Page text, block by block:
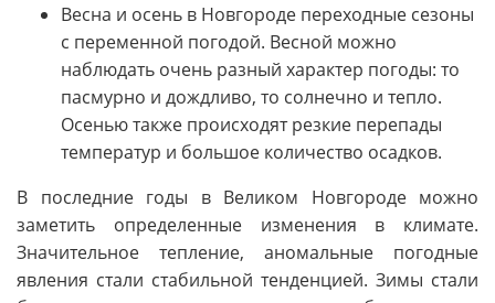
Весна и осень в Новгороде переходные сезоны
с переменной погодой. Весной можно
наблюдать очень разный характер погоды: то
пасмурно и дождливо, то солнечно и тепло.
Осенью также происходят резкие перепады
температур и большое количество осадков.
В последние годы в Великом Новгороде можно
заметить определенные изменения в климате.
Значительное тепление, аномальные погодные
явления стали стабильной тенденцией. Зимы стали